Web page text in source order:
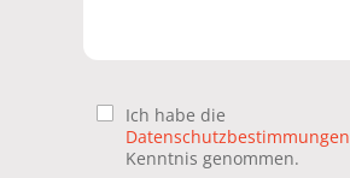
Ich habe die
Datenschutzbestimmungen
Kenntnis genommen.